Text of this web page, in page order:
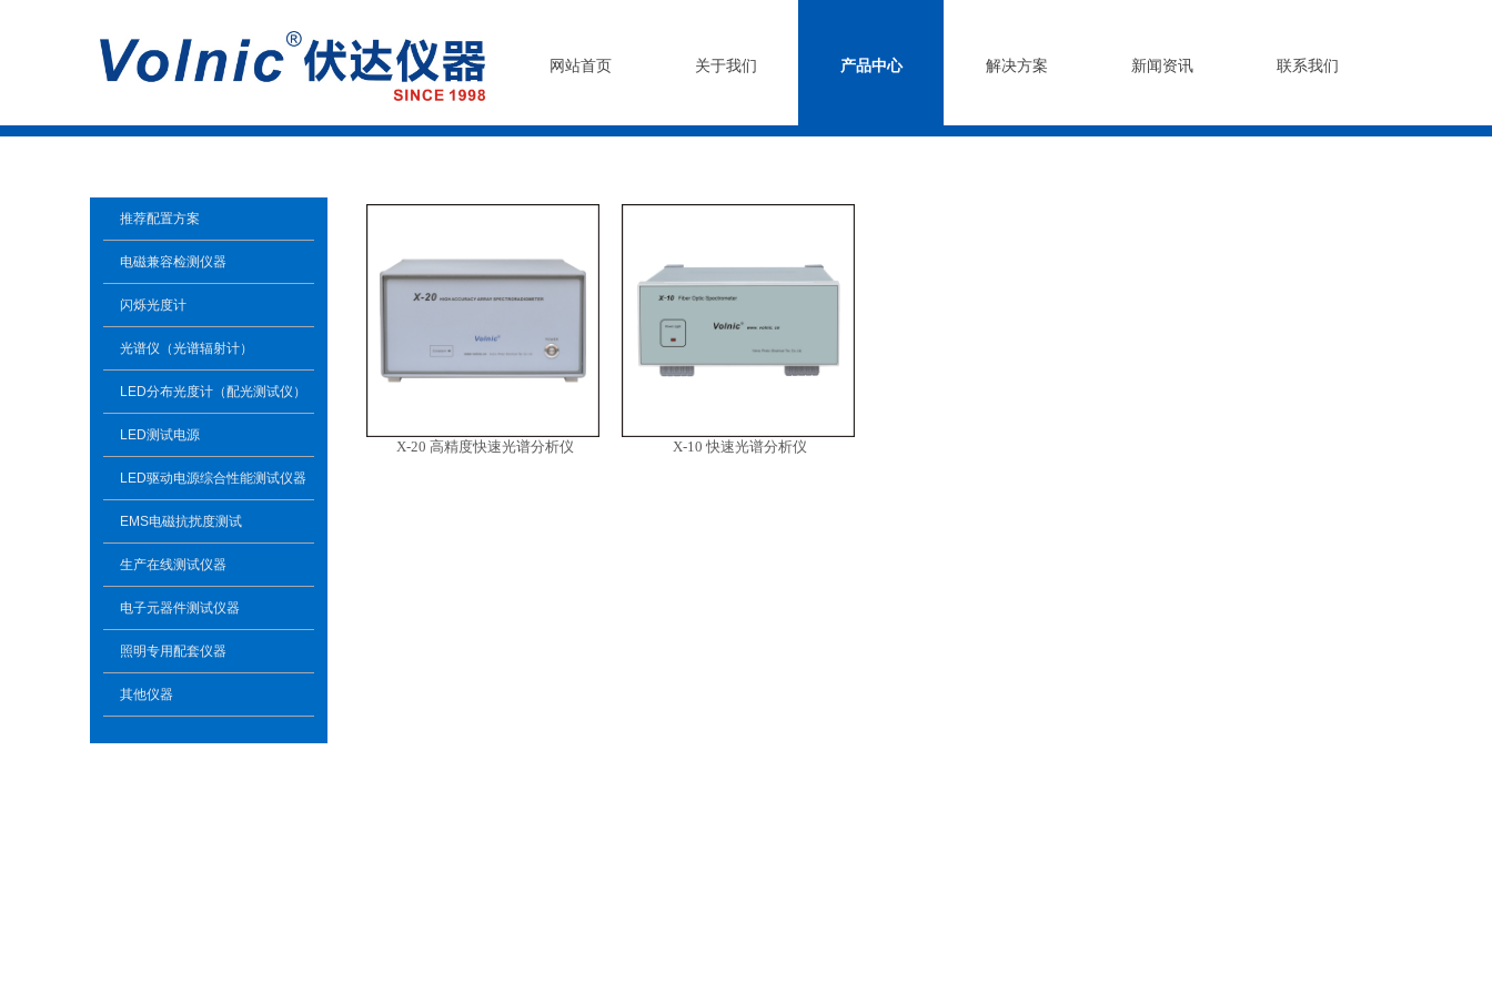
网站首页 关于我们 产品中心 解决方案 新闻资讯 联系我们
推荐配置方案
电磁兼容检测仪器
闪烁光度计
光谱仪（光谱辐射计）
LED分布光度计（配光测试仪）
LED测试电源
LED驱动电源综合性能测试仪器
EMS电磁抗扰度测试
生产在线测试仪器
电子元器件测试仪器
照明专用配套仪器
其他仪器
X-20 高精度快速光谱分析仪 X-10 快速光谱分析仪